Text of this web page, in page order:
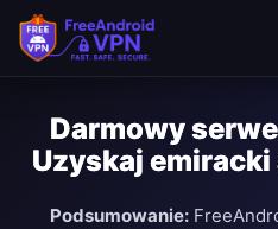
Darmowy
Uzyskaj emiracki
Podsumowanie: